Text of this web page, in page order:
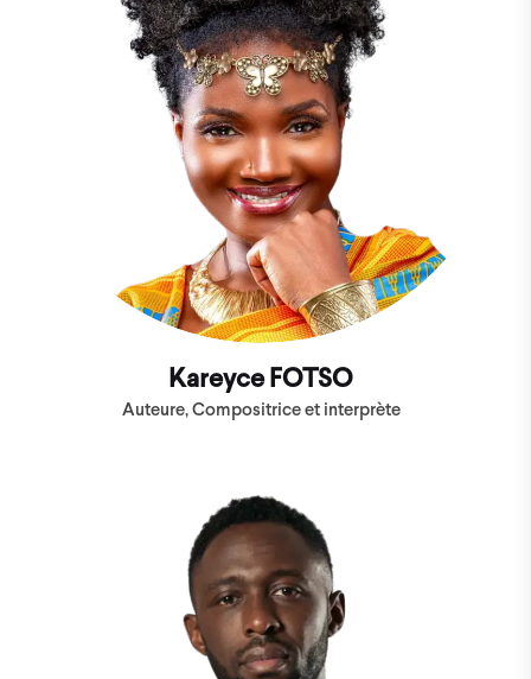
Kareyce FOTSO
Auteure, Compositrice et interprète